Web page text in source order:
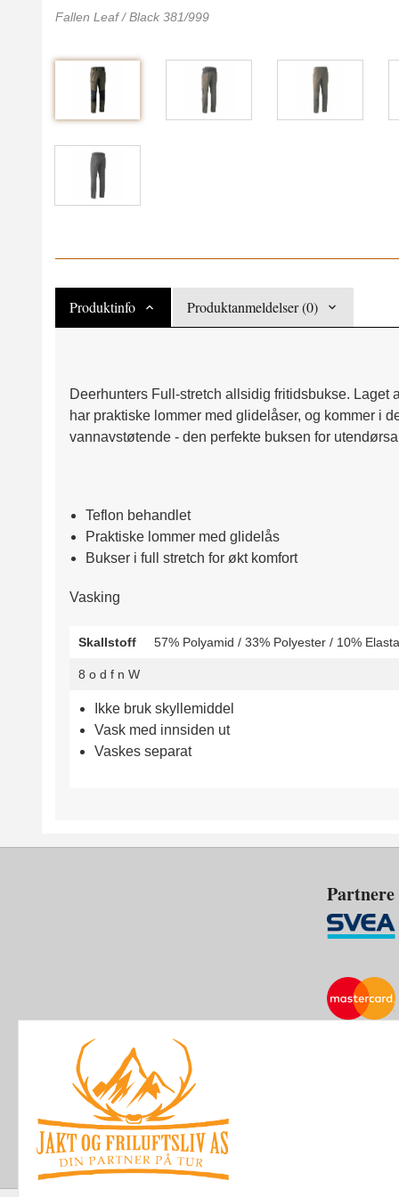
Fallen Leaf / Black 381/999
Produktinfo Produktanmeldelser (0)
Deerhunters Full-stretch allsidig fritidsbukse.
har praktiske lommer med glidelåser, og kommer i
vannavstøtende - den perfekte buksen for
Teflon behandlet
Praktiske lommer med glidelås
Bukser i full stretch for økt komfort
Vasking
Skallstoff 57% Polyamid / 33% Polyester / 10%
8 o d f n W
Ikke bruk skyllemiddel
Vask med innsiden ut
Vaskes separat
Partnere